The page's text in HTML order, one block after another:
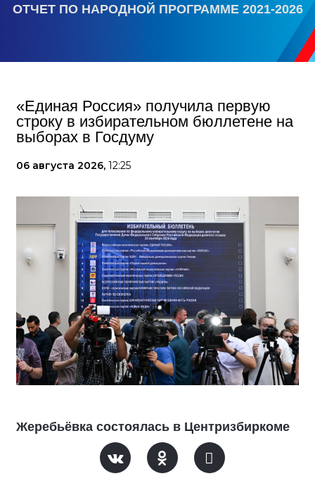
ОТЧЕТ ПО НАРОДНОЙ ПРОГРАММЕ 2021-2026
«Единая Россия» получила первую
строку в избирательном бюллетене на
выборах в Госдуму
06 августа 2026, 12:25
Жеребьёвка состоялась в Центризбиркоме